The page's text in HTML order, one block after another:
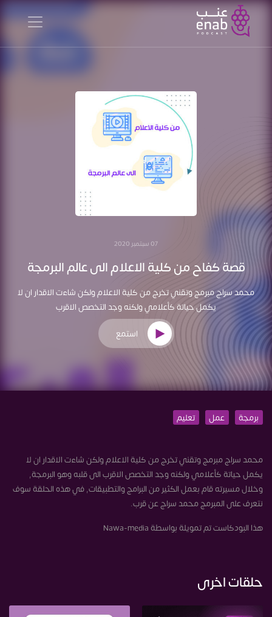
07 سبتمبر 2020
قصة كفاح من كلية الاعلام الى عالم البرمجة
محمد سراج مبرمج وتقني تخرج من كلية الاعلام ولكن شاءت الاقدار ان لا
يكمل حياتة كأعلامي ولكنه وجد التخصص الاقرب
استمع
برمجة عمل تعليم
محمد سراج مبرمج وتقني تخرج من كلية الاعلام ولكن شاءت الاقدار ان لا
يكمل حياتة كأعلامي ولكنه وجد التخصص الاقرب الى قلبه وهو البرمجة,
وخلال مسيرته قام بعمل الكثير من البرامج والتطبيقات, في هذه الحلقة سوف
نتعرف على المبرمج محمد سراج عن قرب.
هذا البودكاست تم تمويلة بواسطة Nawa-media
حلقات اخرى